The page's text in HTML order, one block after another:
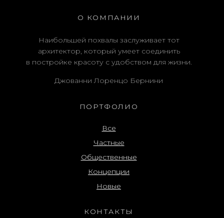
О КОМПАНИИ
Наибольшей похвалы заслуживает тот
архитектор, который умеет соединить
в постройке красоту с удобством для жизни.
Джованни Лоренцо Бернини
ПОРТФОЛИО
Все
Частные
Общественные
Концепции
Новые
КОНТАКТЫ